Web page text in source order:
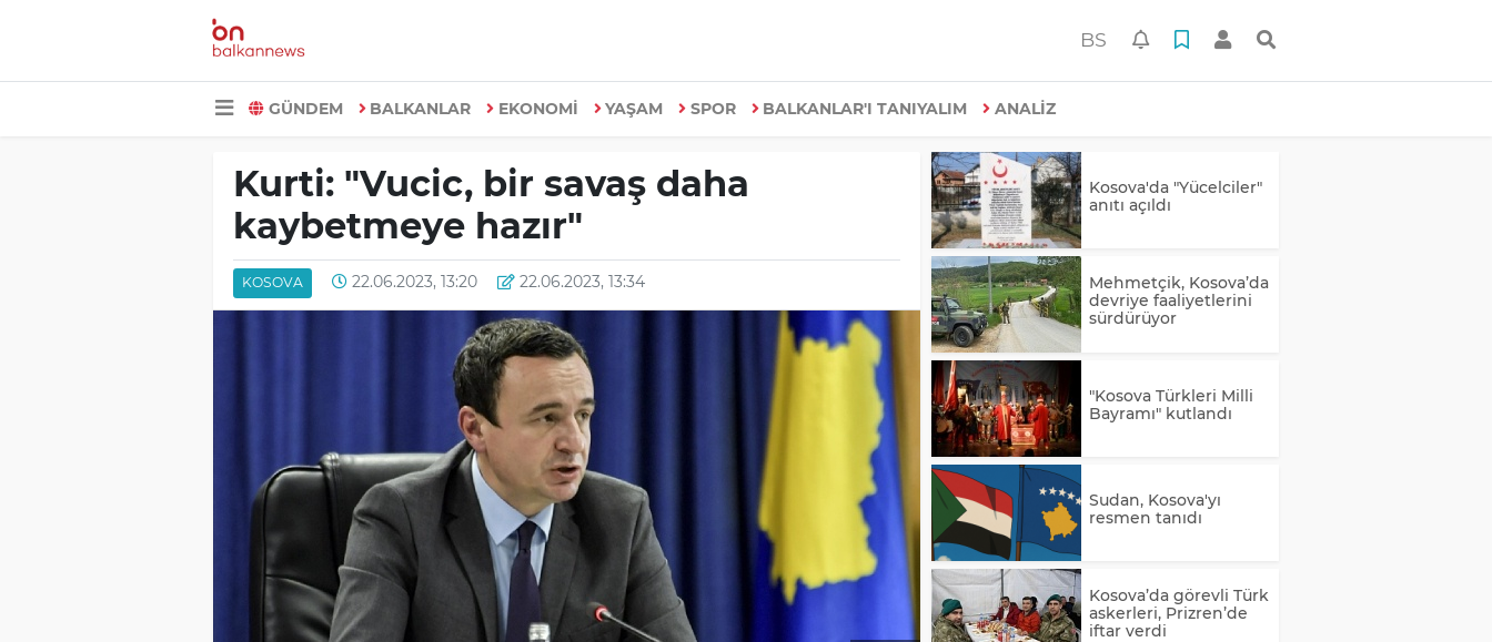
BS
GÜNDEM BALKANLAR EKONOMİ YAŞAM SPOR BALKANLAR'I TANIYALIM ANALİZ
Kurti: "Vucic, bir savaş daha
kaybetmeye hazır"
KOSOVA 22.06.2023, 13:20 22.06.2023, 13:34
Kosova'da "Yücelciler"
anıtı açıldı
Mehmetçik, Kosova’da
devriye faaliyetlerini
sürdürüyor
"Kosova Türkleri Milli
Bayramı" kutlandı
Sudan, Kosova'yı
resmen tanıdı
Kosova’da görevli Türk
askerleri, Prizren’de
iftar verdi